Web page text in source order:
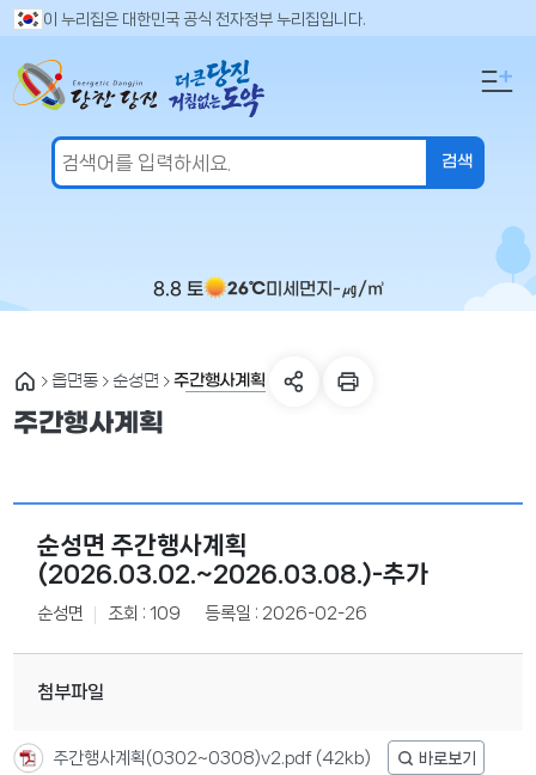
이 누리집은 대한민국 공식 전자정부 누리집입니다.
8.8 토 26℃미세먼지 -㎍/㎥
검
어
입
읍면동 순성면 주간행사계획
주간행사계획
순성면 주간행사계획
(2026.03.02.~2026.03.08.)-추가
순성면 조회 : 109 등록일 : 2026-02-26
첨부파일
주간행사계획(0302~0308)v2.pdf (42kb)
만
도
의
세